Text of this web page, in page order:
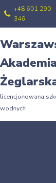
+48 601 290
346
Akademia
licencjonowana
wodnych